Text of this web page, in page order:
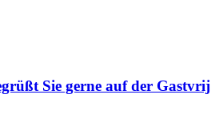
Sie gerne auf der Gastvrij